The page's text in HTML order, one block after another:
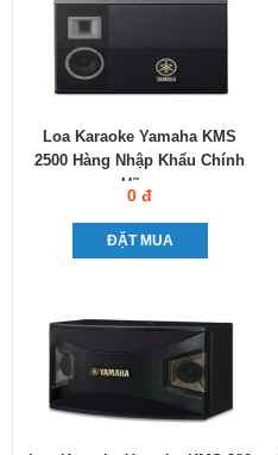
Loa Karaoke Yamaha KMS
2500 Hàng Nhập Khẩu Chính
Hãng
0 đ
ĐẶT MUA